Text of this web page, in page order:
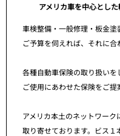
アメリカ車を中心とし
車検整備・一般修理・板金塗
ご予算を伺えれば、それに合
各種自動車保険の取り扱いを
ご使用にあわせた保険をご提
アメリカ本土のネットワー
取り寄せております。ビス